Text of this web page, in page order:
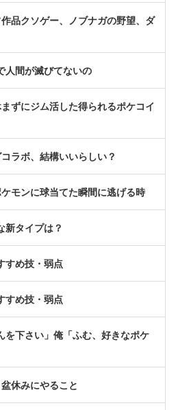
品クソゲー、ノブナガの野望、ダ
人間が滅びてないの
ずにジム活した得られるポケコイ
ラボ、結構いいらしい？
モンに球当てた瞬間に逃げる時
新タイプは？
すめ技・弱点
すめ技・弱点
を下さい」俺「ふむ、好きなポケ
休みにやること